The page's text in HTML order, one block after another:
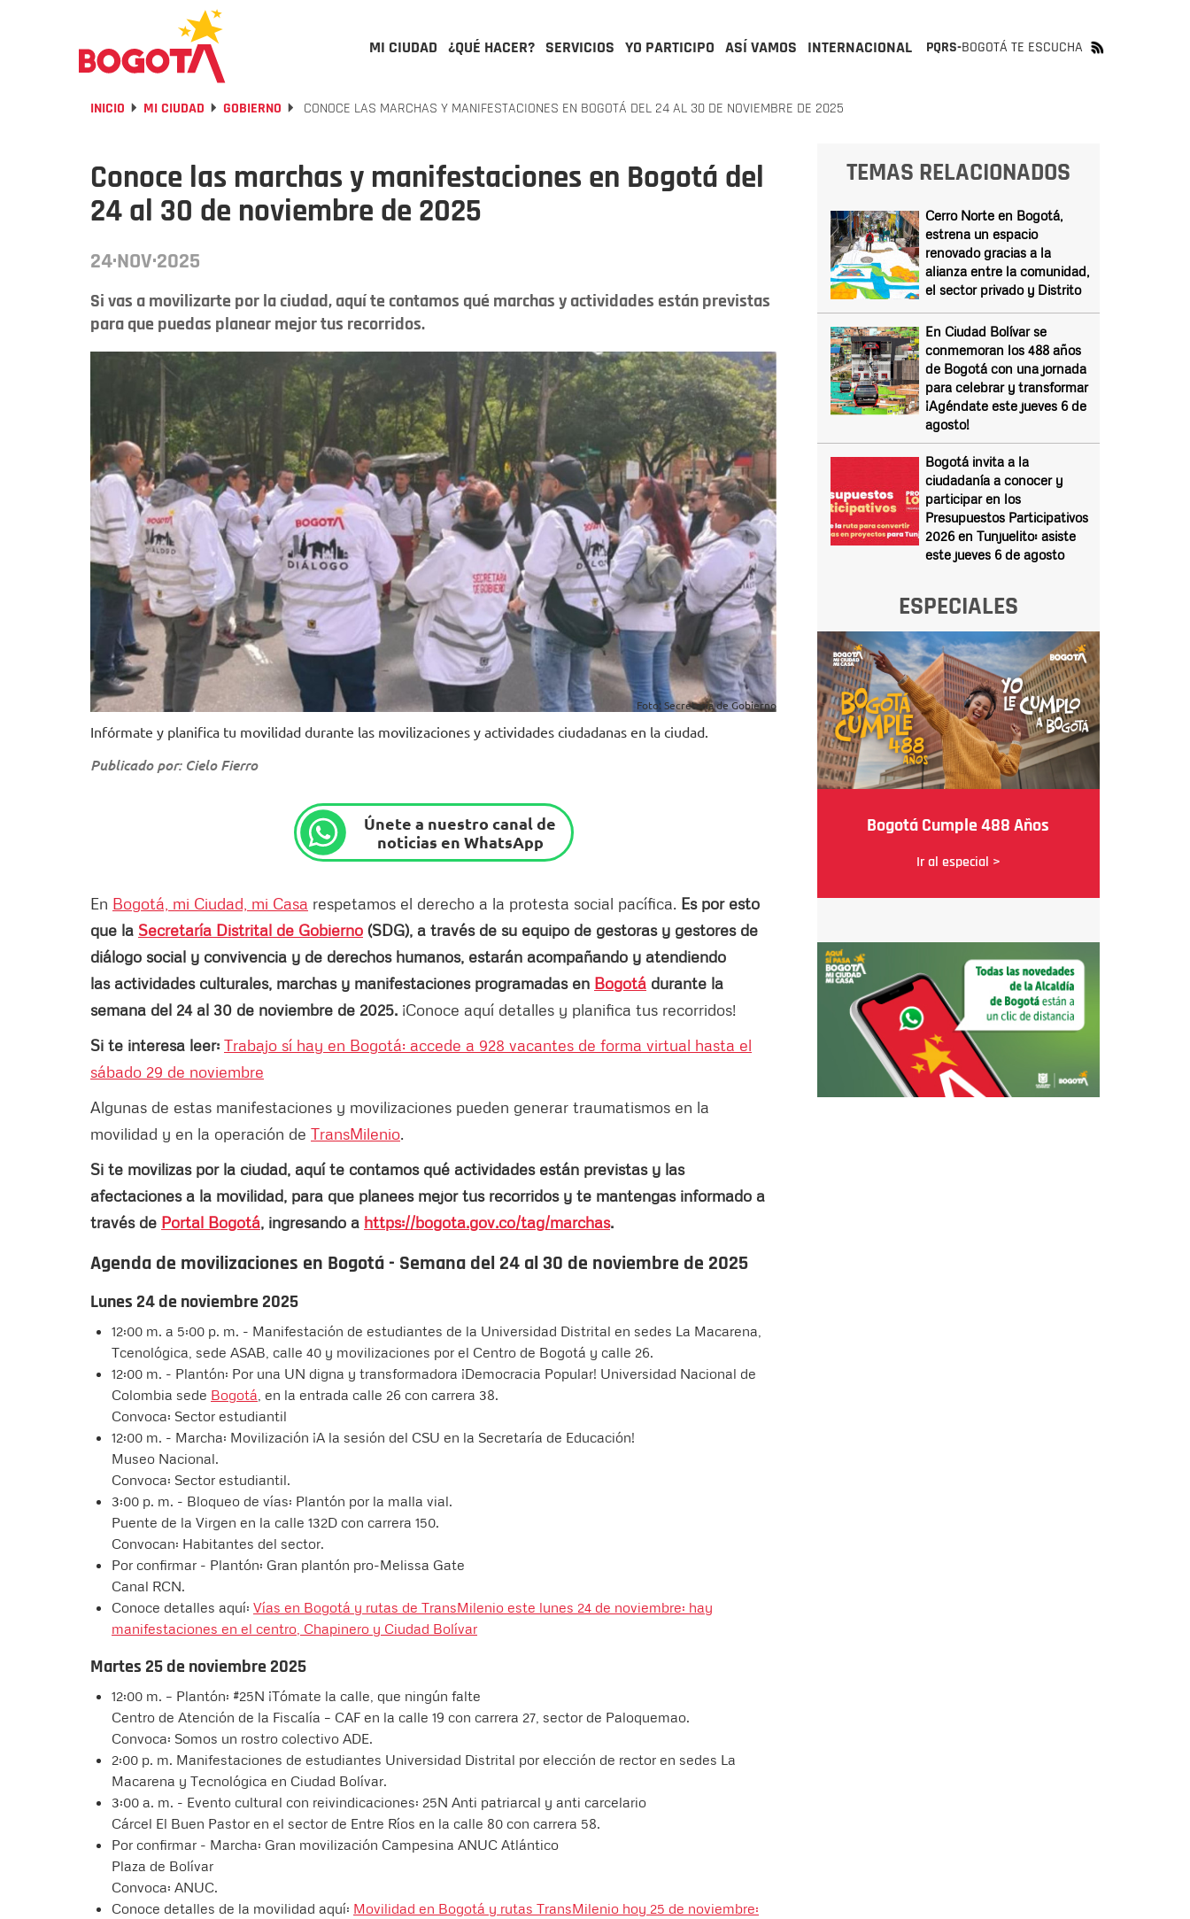
MI CIUDAD ¿QUÉ HACER? SERVICIOS YO PARTICIPO ASÍ VAMOS INTERNACIONAL PQRS-BOGOTÁ TE ESCUCHA
INICIO MI CIUDAD GOBIERNO CONOCE LAS MARCHAS Y MANIFESTACIONES EN BOGOTÁ DEL 24 AL 30 DE NOVIEMBRE DE 2025
Conoce las marchas y manifestaciones en Bogotá del
24 al 30 de noviembre de 2025
24·NOV·2025
Si vas a movilizarte por la ciudad, aquí te contamos qué marchas y actividades están previstas
para que puedas planear mejor tus recorridos.
Foto: Secretaría de Gobierno
Infórmate y planifica tu movilidad durante las movilizaciones y actividades ciudadanas en la ciudad.
Publicado por: Cielo Fierro
Únete a nuestro canal de
noticias en WhatsApp
En Bogotá, mi Ciudad, mi Casa respetamos el derecho a la protesta social pacífica. Es por esto
que la Secretaría Distrital de Gobierno (SDG), a través de su equipo de gestoras y gestores de
diálogo social y convivencia y de derechos humanos, estarán acompañando y atendiendo
las actividades culturales, marchas y manifestaciones programadas en Bogotá durante la
semana del 24 al 30 de noviembre de 2025. ¡Conoce aquí detalles y planifica tus recorridos!
Si te interesa leer: Trabajo sí hay en Bogotá: accede a 928 vacantes de forma virtual hasta el
sábado 29 de noviembre
Algunas de estas manifestaciones y movilizaciones pueden generar traumatismos en la
movilidad y en la operación de TransMilenio.
Si te movilizas por la ciudad, aquí te contamos qué actividades están previstas y las
afectaciones a la movilidad, para que planees mejor tus recorridos y te mantengas informado a
través de Portal Bogotá, ingresando a https://bogota.gov.co/tag/marchas.
Agenda de movilizaciones en Bogotá - Semana del 24 al 30 de noviembre de 2025
Lunes 24 de noviembre 2025
12:00 m. a 5:00 p. m. - Manifestación de estudiantes de la Universidad Distrital en sedes La Macarena,
Tcenológica, sede ASAB, calle 40 y movilizaciones por el Centro de Bogotá y calle 26.
12:00 m. - Plantón: Por una UN digna y transformadora ¡Democracia Popular! Universidad Nacional de
Colombia sede Bogotá , en la entrada calle 26 con carrera 38.
Convoca: Sector estudiantil
12:00 m. - Marcha: Movilización ¡A la sesión del CSU en la Secretaría de Educación!
Museo Nacional.
Convoca: Sector estudiantil.
3:00 p. m. - Bloqueo de vías: Plantón por la malla vial.
Puente de la Virgen en la calle 132D con carrera 150.
Convocan: Habitantes del sector.
Por confirmar - Plantón: Gran plantón pro-Melissa Gate
Canal RCN.
Conoce detalles aquí: Vías en Bogotá y rutas de TransMilenio este lunes 24 de noviembre: hay
manifestaciones en el centro, Chapinero y Ciudad Bolívar
Martes 25 de noviembre 2025
12:00 m. – Plantón: #25N ¡Tómate la calle, que ningún falte
Centro de Atención de la Fiscalía – CAF en la calle 19 con carrera 27, sector de Paloquemao.
Convoca: Somos un rostro colectivo ADE.
2:00 p. m. Manifestaciones de estudiantes Universidad Distrital por elección de rector en sedes La
Macarena y Tecnológica en Ciudad Bolívar.
3:00 a. m. - Evento cultural con reivindicaciones: 25N Anti patriarcal y anti carcelario
Cárcel El Buen Pastor en el sector de Entre Ríos en la calle 80 con carrera 58.
Por confirmar - Marcha: Gran movilización Campesina ANUC Atlántico
Plaza de Bolívar
Convoca: ANUC.
Conoce detalles de la movilidad aquí: Movilidad en Bogotá y rutas TransMilenio hoy 25 de noviembre:
TEMAS RELACIONADOS
Cerro Norte en Bogotá,
estrena un espacio
renovado gracias a la
alianza entre la comunidad,
el sector privado y Distrito
En Ciudad Bolívar se
conmemoran los 488 años
de Bogotá con una jornada
para celebrar y transformar
¡Agéndate este jueves 6 de
agosto!
Bogotá invita a la
ciudadanía a conocer y
participar en los
Presupuestos Participativos
2026 en Tunjuelito: asiste
este jueves 6 de agosto
ESPECIALES
Bogotá Cumple 488 Años
Ir al especial >